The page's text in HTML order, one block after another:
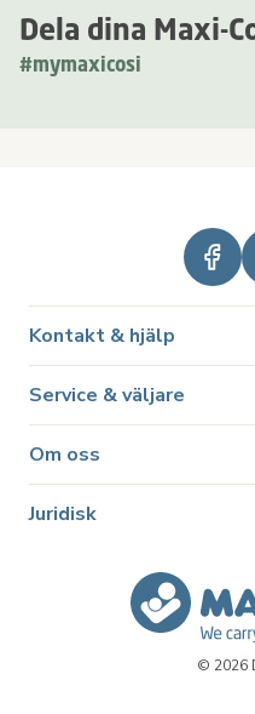
Dela dina Maxi-
#mymaxicosi
Kontakt & hjälp
Service & väljare
Om oss
Juridisk
© 2026